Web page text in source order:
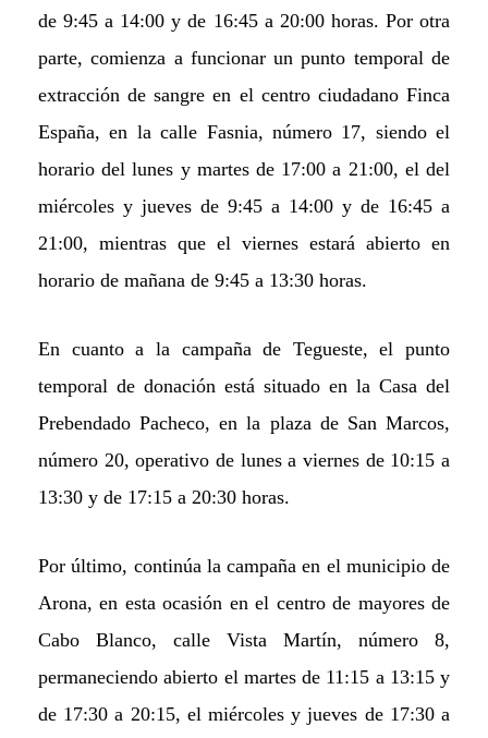
de 9:45 a 14:00 y de 16:45 a 20:00 horas. Por otra
parte, comienza a funcionar un punto temporal de
extracción de sangre en el centro ciudadano Finca
España, en la calle Fasnia, número 17, siendo el
horario del lunes y martes de 17:00 a 21:00, el del
miércoles y jueves de 9:45 a 14:00 y de 16:45 a
21:00, mientras que el viernes estará abierto en
horario de mañana de 9:45 a 13:30 horas.
En cuanto a la campaña de Tegueste, el punto
temporal de donación está situado en la Casa del
Prebendado Pacheco, en la plaza de San Marcos,
número 20,operativode lunes a viernes de 10:15 a
13:30 y de 17:15 a 20:30 horas.
Por último, continúa la campaña en el municipio de
Arona, en esta ocasión en el centro de mayores de
Cabo Blanco, calle Vista Martín, número 8,
permaneciendo abierto el martes de 11:15 a 13:15 y
de 17:30 a 20:15, el miércoles y jueves de 17:30 a